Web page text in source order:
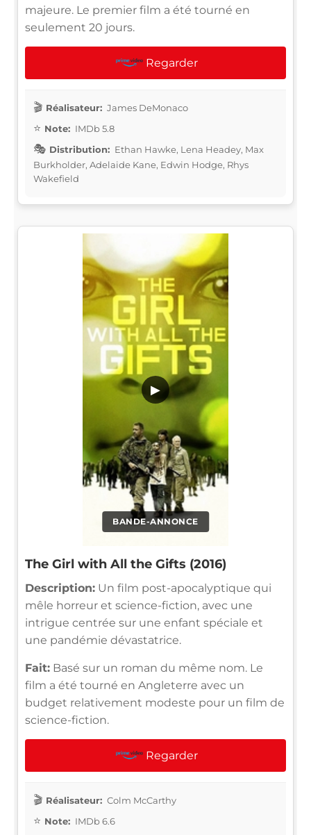
majeure. Le premier film a été tourné en
seulement 20 jours.
Regarder
Réalisateur: James DeMonaco
Note: IMDb 5.8
Distribution: Ethan Hawke, Lena Headey, Max
Burkholder, Adelaide Kane, Edwin Hodge, Rhys
Wakefield
BANDE-ANNONCE
▶
The Girl with All the Gifts (2016)
Description: Un film post-apocalyptique qui
mêle horreur et science-fiction, avec une
intrigue centrée sur une enfant spéciale et
une pandémie dévastatrice.
Fait: Basé sur un roman du même nom. Le
film a été tourné en Angleterre avec un
budget relativement modeste pour un film de
science-fiction.
Regarder
Réalisateur: Colm McCarthy
Note: IMDb 6.6